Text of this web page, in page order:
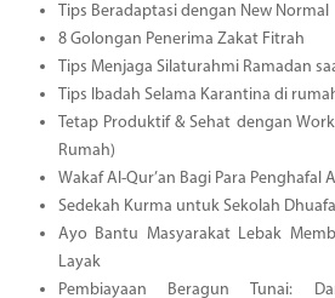
Tips Beradaptasi dengan New Normal
8 Golongan Penerima Zakat Fitrah
Tips Menjaga Silaturahmi Ramadan
Tips Ibadah Selama Karantina di
Tetap Produktif & Sehat dengan
Rumah)
Wakaf Al-Qur’an Bagi Para Penghafal
Sedekah Kurma untuk Sekolah
Ayo Bantu Masyarakat Lebak
Layak
Pembiayaan Beragun Tunai: